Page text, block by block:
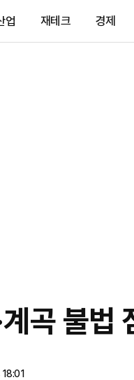
업 재테크 경제
곡 불법